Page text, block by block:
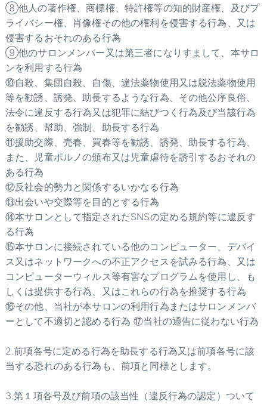
⑧他人の著作権、商標権、特許権等の知的財産権、及びプ
ライバシー権、肖像権その他の権利を侵害する行為、又は
侵害するおそれのある行為
⑨他のサロンメンバー又は第三者になりすまして、本サロ
ンを利用する行為
⑩自殺、集団自殺、自傷、違法薬物使用又は脱法薬物使用
等を勧誘、誘発、助長するような行為、その他公序良俗、
法令に違反する行為又は犯罪に結びつく行為及び当該行為
を勧誘、幇助、強制、助長する行為
⑪援助交際、売春、買春等を勧誘、誘発、助長する行為、
また、児童ポルノの頒布又は児童虐待を誘引するおそれの
ある行為
⑫反社会的勢力と関係するいかなる行為
⑬出会いや交際等を目的とする行為
⑭本サロンとして指定されたSNSの定める規約等に違反す
る行為
⑮本サロンに接続されている他のコンピューター、デバイ
ス又はネットワークへの不正アクセスを試みる行為、又は
コンピューターウィルス等有害なプログラムを使用し、も
しくは提供する行為、又はこれらの行為を推奨する行為
⑯その他、当社が本サロンの利用行為またはサロンメンバ
ーとして不適切と認める行為 ⑰当社の通告に従わない行為
2.前項各号に定める行為を助長する行為又は前項各号に該
当する恐れのある行為も、前項と同様とします。
3.第１項各号及び前項の該当性（違反行為の認定）ついて